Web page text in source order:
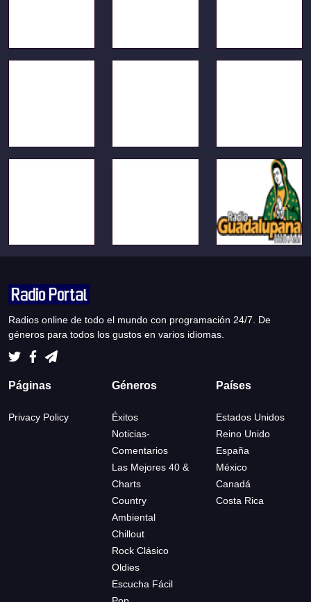
Radios online de todo el mundo con programación 24/7. De
géneros para todos los gustos en varios idiomas.
Páginas
Privacy Policy
Géneros
Éxitos
Noticias-
Comentarios
Las Mejores 40 &
Charts
Country
Ambiental
Chillout
Rock Clásico
Oldies
Escucha Fácil
Países
Estados Unidos
Reino Unido
España
México
Canadá
Costa Rica